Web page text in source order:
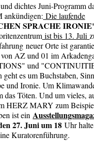
dichtes Juni-Programm
ankündigen: Die laufende
SPRACHE
ist bis 13. Juli
neuer Orte ist
AZ und 01 im
und
geht es um Buchstaben,
und Ironie. Um
das Töten. Und um vieles,
HERZ MARY zum
ist ein
27. Juni um 18 Uhr
Kuratorenführung.